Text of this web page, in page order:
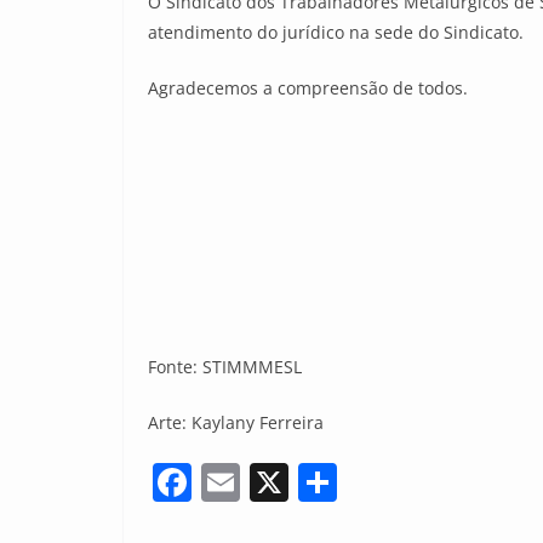
atendimento do jurídico na sede do Sindicato.
Agradecemos a compreensão de todos.
Fonte: STIMMMESL
Arte: Kaylany Ferreira
F E X